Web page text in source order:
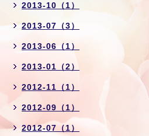
2013-10（1）
2013-07（3）
2013-06（1）
2013-01（2）
2012-11（1）
2012-09（1）
2012-07（1）